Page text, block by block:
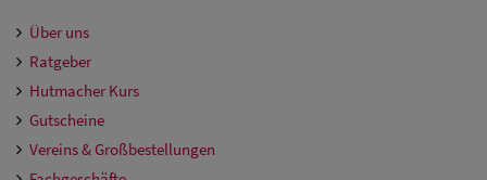
Über uns
Ratgeber
Hutmacher Kurs
Gutscheine
Vereins & Großbestellungen